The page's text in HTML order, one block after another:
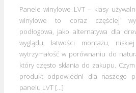
Panele winylowe LVT – klasy
winylowe to coraz częściej
podłogowa, jako alternatywa dla
wyglądu, łatwości montażu,
wytrzymałość w porównaniu do
który często skłania do zakupu.
produkt odpowiedni dla naszego
panelu LVT […]